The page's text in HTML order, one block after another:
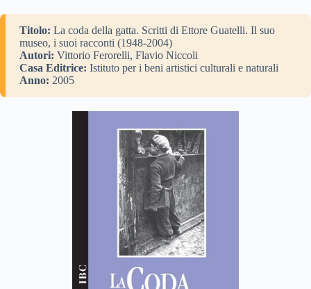
Titolo: La coda della gatta. Scritti di Ettore Guatelli. Il suo
museo, i suoi racconti (1948-2004)
Autori: Vittorio Ferorelli, Flavio Niccoli
Casa Editrice: Istituto per i beni artistici culturali e naturali
Anno: 2005